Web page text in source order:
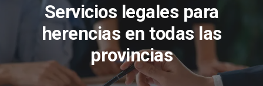
Servicios legales para
herencias en todas las
provincias